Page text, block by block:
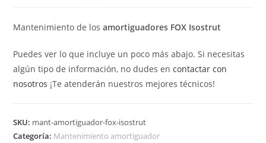
Mantenimiento de losamortiguadores FOX Isostrut
Puedes ver lo que incluye un poco más abajo. Si necesitas
algún tipo de información, no dudes encontactar con
nosotros ¡Te atenderán nuestros mejores técnicos!
SKU: mant-amortiguador-fox-isostrut
Categoría: Mantenimiento amortiguador